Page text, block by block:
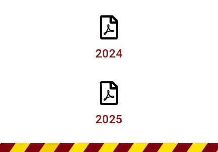
2024
2025